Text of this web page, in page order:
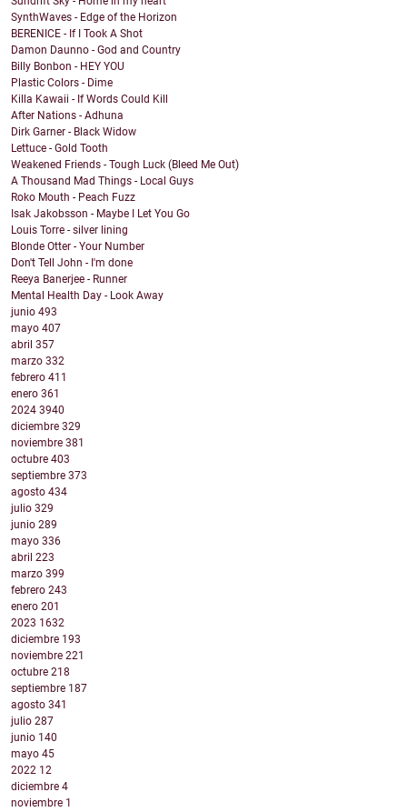
SynthWaves - Edge of the Horizon
BERENICE - If I Took A Shot
Damon Daunno - God and Country
Billy Bonbon - HEY YOU
Plastic Colors - Dime
Killa Kawaii - If Words Could Kill
After Nations - Adhuna
Dirk Garner - Black Widow
Lettuce - Gold Tooth
Weakened Friends - Tough Luck (Bleed Me Out)
A Thousand Mad Things - Local Guys
Roko Mouth - Peach Fuzz
Isak Jakobsson - Maybe I Let You Go
Louis Torre - silver lining
Blonde Otter - Your Number
Don't Tell John - I'm done
Reeya Banerjee - Runner
Mental Health Day - Look Away
junio 493
mayo 407
abril 357
marzo 332
febrero 411
enero 361
2024 3940
diciembre 329
noviembre 381
octubre 403
septiembre 373
agosto 434
julio 329
junio 289
mayo 336
abril 223
marzo 399
febrero 243
enero 201
2023 1632
diciembre 193
noviembre 221
octubre 218
septiembre 187
agosto 341
julio 287
junio 140
mayo 45
2022 12
diciembre 4
noviembre 1